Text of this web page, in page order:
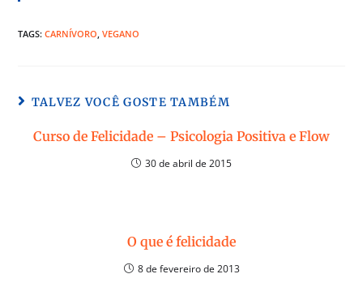
TAGS:CARNÍVORO, VEGANO
TALVEZ VOCÊ GOSTE TAMBÉM
Curso de Felicidade – Psicologia Positiva e Flow
30 de abril de 2015
O que é felicidade
8 de fevereiro de 2013